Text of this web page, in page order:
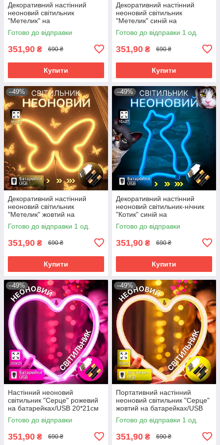
Декоративний настінний
неоновий світильник
"Метелик" на
батарейках/USB
22.5*2*19.5cm
Готово до відправки
351,90 ₴ 690 ₴
Купити
Декоративний настінний
неоновий світильник
"Метелик" синій на
батарейках/USB 15.4*22.6 см
Готово до відправки 1 од.
351,90 ₴ 690 ₴
Купити
–49%
Декоративний настінний
неоновий світильник
"Метелик" жовтий на
батарейках/USB 15.4*22.6 см
Готово до відправки 1 од.
351,90 ₴ 690 ₴
Купити
–49%
Декоративний настінний
неоновий світильник-нічник
"Котик" синій на
батарейках/USB 17*23.5 см
Готово до відправки
351,90 ₴ 690 ₴
Купити
–49%
Настінний неоновий
світильник "Серце" рожевий
на батарейках/USB 20*21см
Готово до відправки
351,90 ₴ 690 ₴
–49%
Портативний настінний
неоновий світильник "Серце"
жовтий на батарейках/USB
20*21см
Готово до відправки 1 од.
351,90 ₴ 690 ₴